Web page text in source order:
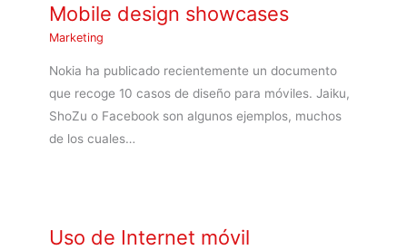
Mobile design showcases
Marketing
Nokia ha publicado recientemente un documento
que recoge 10 casos de diseño para móviles. Jaiku,
ShoZu o Facebook son algunos ejemplos, muchos
de los cuales…
Uso de Internet móvil